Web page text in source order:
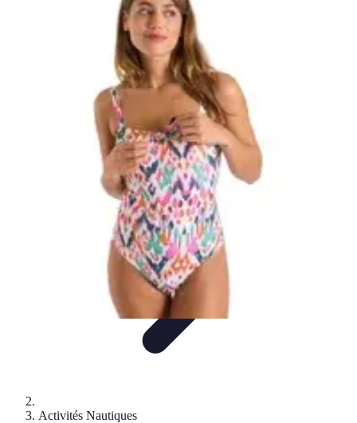
Expériences Nautiques
Kayak
Sensations Nautiques
Activités Nautiques